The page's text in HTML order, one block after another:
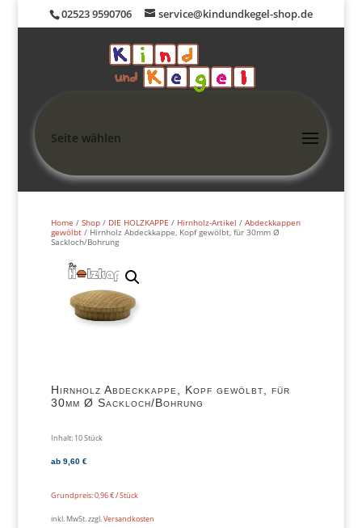
02523 9590706 service@kindundkegel-shop.de
Seite wählen
Home / Shop/ DIE HOLZKAPPE / Hirnholz-Artikel / Abdeckkappen
gewölbt/ Hirnholz Abdeckkappe, Kopf gewölbt, für 30mm Ø
Sackloch/Bohrung
Hirnholz Abdeckkappe, Kopf gewölbt, für
30mm Ø Sackloch/Bohrung
Inhalt: 10Stück
ab 9,60 €
Grundpreis:0,96€/Stück
inkl. MwSt.zzgl.Versandkosten